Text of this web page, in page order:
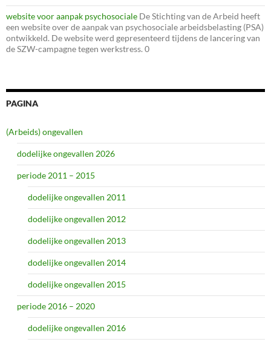
website voor aanpak psychosociale De Stichting van de Arbeid heeft
een website over de aanpak van psychosociale arbeidsbelasting (PSA)
ontwikkeld. De website werd gepresenteerd tijdens de lancering van
de SZW-campagne tegen werkstress. 0
PAGINA
(Arbeids) ongevallen
dodelijke ongevallen 2026
periode 2011 – 2015
dodelijke ongevallen 2011
dodelijke ongevallen 2012
dodelijke ongevallen 2013
dodelijke ongevallen 2014
dodelijke ongevallen 2015
periode 2016 – 2020
dodelijke ongevallen 2016